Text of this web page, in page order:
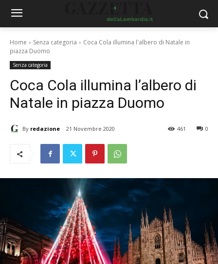
Home Senza categoria
Coca Cola illumina l'albero di Natale in
piazza Duomo
Senza categoria
Coca Cola illumina l’albero di
Natale in piazza Duomo
By redazione 21 Novembre 2020 0
461